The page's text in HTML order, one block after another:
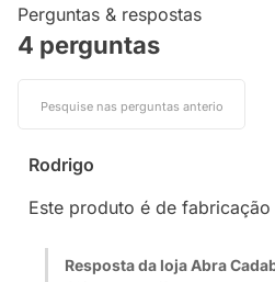
Perguntas & respostas
4 perguntas
Rodrigo
Este produto é de
Resposta da loja Abra